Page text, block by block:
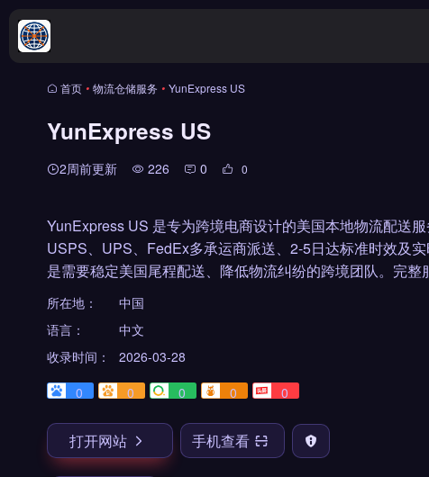
首页 • 物流仓储服务 • YunExpress US
YunExpress US
2周前更新 226 0 0
YunExpress US 是专为跨境电商设计的美国本地物流配送
USPS、UPS、FedEx多承运商派送、2-5日达标准时效及
是需要稳定美国尾程配送、降低物流纠纷的跨境团队。完
所在地：
中国
语言：
中文
收录时间：
2026-03-28
0
0 0 0 0
打开网站 手机查看